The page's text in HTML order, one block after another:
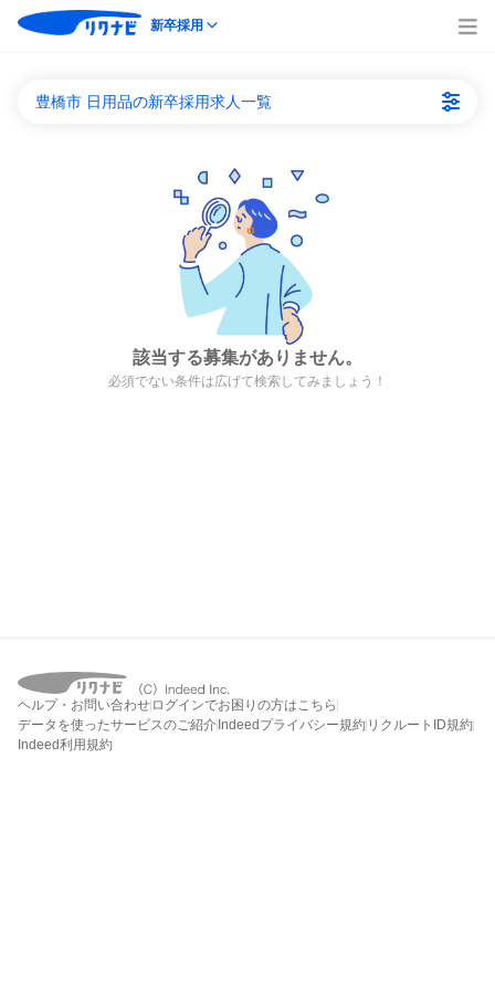
新卒採用
豊橋市 日用品の新卒採用求人一覧
該当する募集がありません。
必須でない条件は広げて検索してみましょう！
ヘルプ・お問い合わせ ログインでお困りの方はこちら
データを使ったサービスのご紹介 Indeedプライバシー規約 リクルートID規約
Indeed利用規約